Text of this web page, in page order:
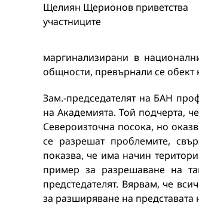
Щелиян Щерионов приветства
участниците
маргинализирани в
общности, превърнали се обект
Зам.-председателят на БАН
на Академията. Той подчерта,
Североизточна посока, но
се разрешат проблемите,
показва, че има начин
пример за разрешаване на
предстедателят. Вярвам, че
за разширяване на представата